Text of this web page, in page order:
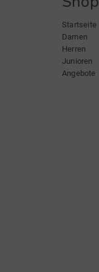
Startseite
Damen
Herren
Junioren
Angebote